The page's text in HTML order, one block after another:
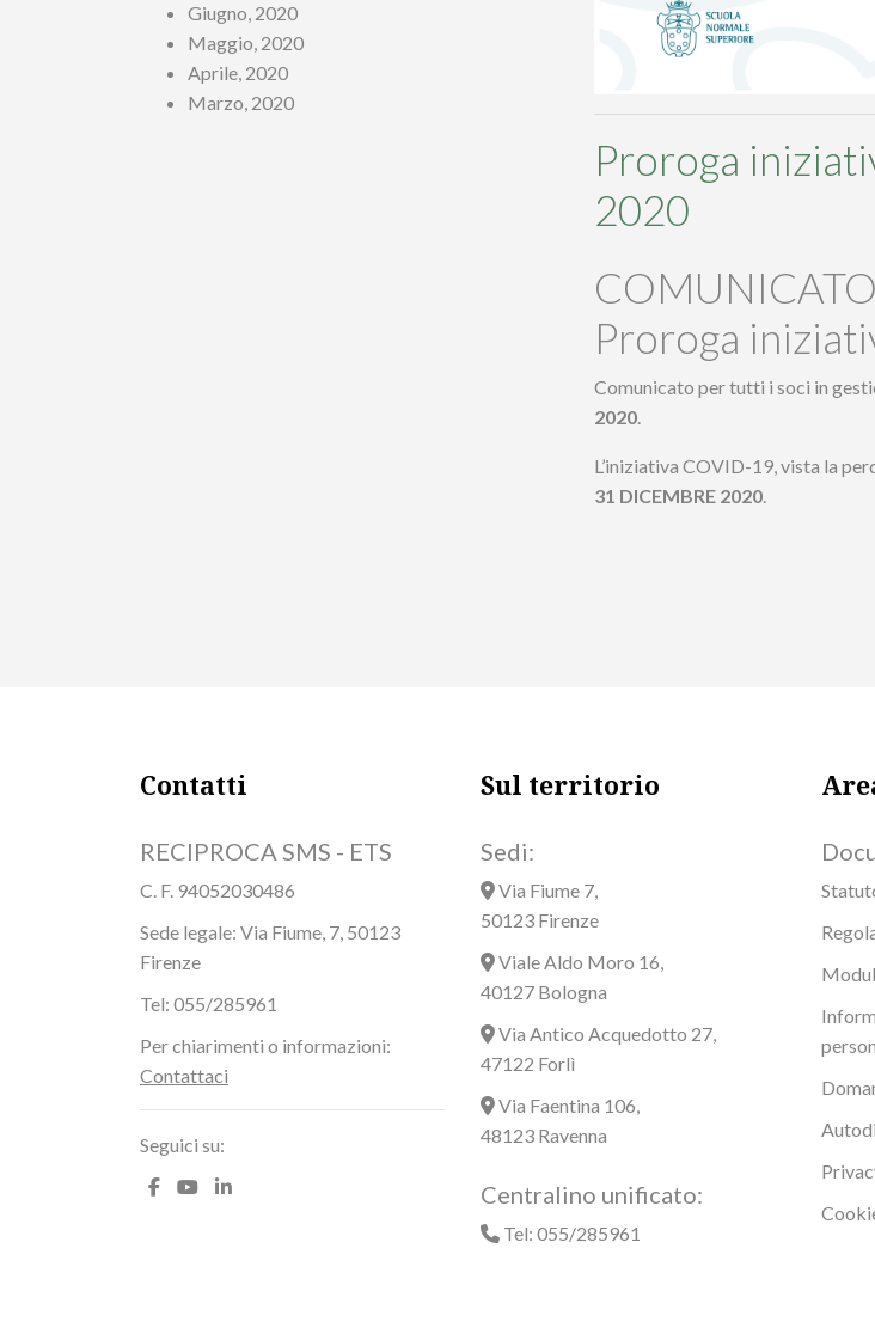
Giugno, 2020
Maggio, 2020
Aprile, 2020
Marzo, 2020
Proroga
2020
Proroga
Comunicato per tutti i soci in
2020.
L’iniziativa COVID-19, vista la
31 DICEMBRE 2020.
Contatti
RECIPROCA SMS - ETS
C. F. 94052030486
Sede legale: Via Fiume, 7, 50123
Firenze
Tel: 055/285961
Per chiarimenti o informazioni:
Contattaci
Seguici su:
Sul territorio
Sedi:
Via Fiume 7,
50123 Firenze
Viale Aldo Moro 16,
40127 Bologna
Via Antico Acquedotto 27,
47122 Forlì
Via Faentina 106,
48123 Ravenna
Centralino unificato:
Tel: 055/285961